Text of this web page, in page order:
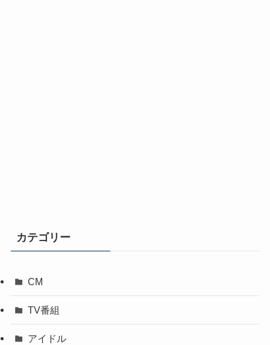
カテゴリー
CM
TV番組
アイドル